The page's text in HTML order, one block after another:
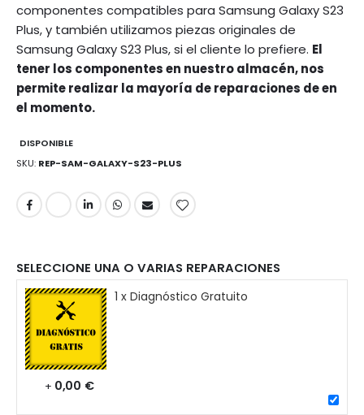
componentes compatibles para Samsung Galaxy S23
Plus, y también utilizamos piezas originales de
Samsung Galaxy S23 Plus, si el cliente lo prefiere. El
tener los componentes en nuestro almacén, nos
permite realizar la mayoría de reparaciones de en
el momento.
DISPONIBLE
SKU REP-SAM-GALAXY-S23-PLUS
SELECCIONE UNA O VARIAS REPARACIONES
1 x Diagnóstico Gratuito
+ 0,00 €